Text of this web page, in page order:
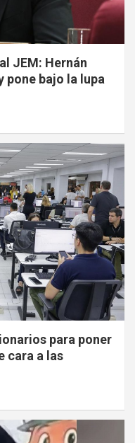
JEM: Hernán
pone bajo la lupa
para poner
cara a las